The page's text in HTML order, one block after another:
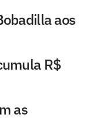
aos
R$
as